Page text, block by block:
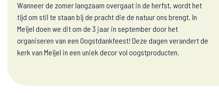
Wanneer de zomer langzaam overgaat in de herfst, wordt het
tijd om stil te staan bij de pracht die de natuur ons brengt. In
Meijel doen we dit om de 3 jaar in september door het
organiseren van een Oogstdankfeest! Deze dagen verandert de
kerk van Meijel in een uniek decor vol oogstproducten.